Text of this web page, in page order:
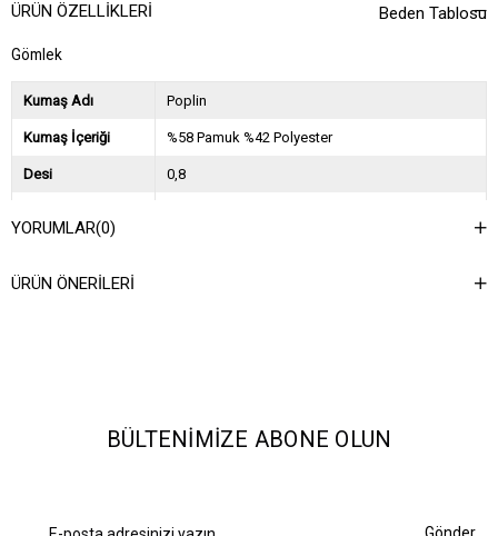
Beden Tablosu
ÜRÜN ÖZELLIKLERI
Gömlek
Kumaş Adı Poplin
Kumaş İçeriği %58 Pamuk %42 Polyester
Desi 0,8
Asorti Bilgisi
YORUMLAR(0)
ÜRÜN ÖNERILERI
BÜLTENIMIZE ABONE OLUN